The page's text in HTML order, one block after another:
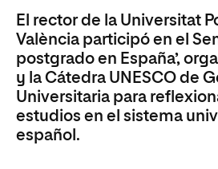
El rector de la Universitat
València participó en el
postgrado en España’,
y la Cátedra UNESCO de
Universitaria para
estudios en el sistema
español.